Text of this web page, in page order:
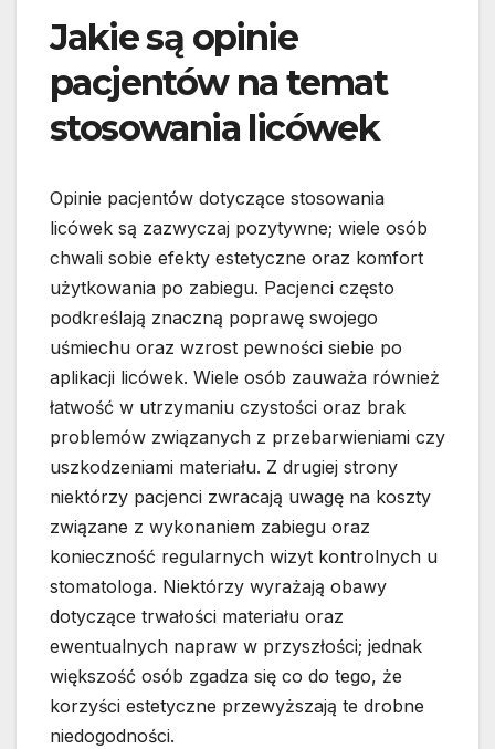
Jakie są opinie
pacjentów na temat
stosowania licówek
Opinie pacjentów dotyczące stosowania
licówek są zazwyczaj pozytywne; wiele osób
chwali sobie efekty estetyczne oraz komfort
użytkowania po zabiegu. Pacjenci często
podkreślają znaczną poprawę swojego
uśmiechu oraz wzrost pewności siebie po
aplikacji licówek. Wiele osób zauważa również
łatwość w utrzymaniu czystości oraz brak
problemów związanych z przebarwieniami czy
uszkodzeniami materiału. Z drugiej strony
niektórzy pacjenci zwracają uwagę na koszty
związane z wykonaniem zabiegu oraz
konieczność regularnych wizyt kontrolnych u
stomatologa. Niektórzy wyrażają obawy
dotyczące trwałości materiału oraz
ewentualnych napraw w przyszłości; jednak
większość osób zgadza się co do tego, że
korzyści estetyczne przewyższają te drobne
niedogodności.